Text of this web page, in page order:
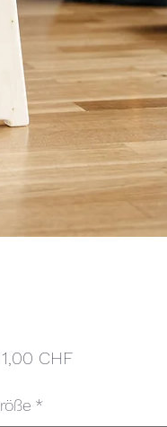
CHFPreis
*